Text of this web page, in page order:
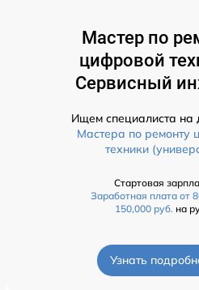
Мастер по
цифровой
Сервисный
Ищем специалиста на
Мастера по ремонту
техники
Стартовая
Заработная плата от
150,000 руб. на
Узнать